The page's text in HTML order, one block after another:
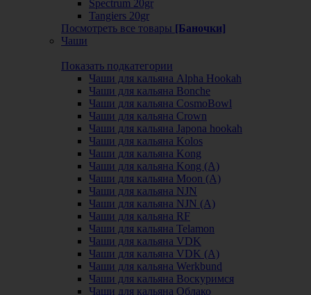
Spectrum 20gr
Tangiers 20gr
Посмотреть все товары [Баночки]
Чаши
Показать подкатегории
Чаши для кальяна Alpha Hookah
Чаши для кальяна Bonche
Чаши для кальяна CosmoBowl
Чаши для кальяна Crown
Чаши для кальяна Japona hookah
Чаши для кальяна Kolos
Чаши для кальяна Kong
Чаши для кальяна Kong (A)
Чаши для кальяна Moon (А)
Чаши для кальяна NJN
Чаши для кальяна NJN (А)
Чаши для кальяна RF
Чаши для кальяна Telamon
Чаши для кальяна VDK
Чаши для кальяна VDK (А)
Чаши для кальяна Werkbund
Чаши для кальяна Воскуримся
Чаши для кальяна Облако